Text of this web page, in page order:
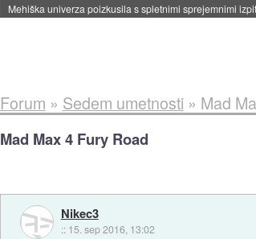
Evropska vesoljska agencija razvija svojo raketo za
Forum » Sedem umetnosti » Mad
Mad Max 4 Fury Road
Nikec3
:: 15. sep 2016, 13:02